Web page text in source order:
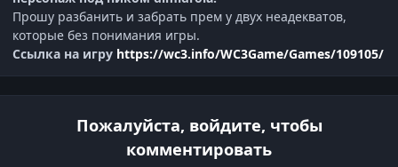
Прошу разбанить и забрать прем у двух неадекватов,
которые без понимания игры.
Ссылка на игру https://wc3.info/WC3Game/Games/109105/
Пожалуйста, войдите, чтобы
комментировать